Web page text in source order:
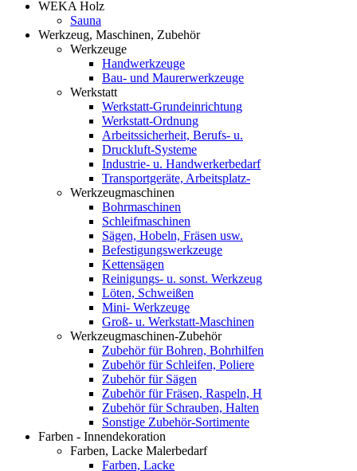
WEKA Holz
Sauna
Werkzeug, Maschinen, Zubehör
Werkzeuge
Handwerkzeuge
Bau- und Maurerwerkzeuge
Werkstatt
Werkstatt-Grundeinrichtung
Werkstatt-Ordnung
Arbeitssicherheit, Berufs- u.
Druckluft-Systeme
Industrie- u. Handwerkerbedarf
Transportgeräte, Arbeitsplatz-
Werkzeugmaschinen
Bohrmaschinen
Schleifmaschinen
Sägen, Hobeln, Fräsen usw.
Befestigungswerkzeuge
Kettensägen
Reinigungs- u. sonst. Werkzeug
Löten, Schweißen
Mini- Werkzeuge
Groß- u. Werkstatt-Maschinen
Werkzeugmaschinen-Zubehör
Zubehör für Bohren, Bohrhilfen
Zubehör für Schleifen, Poliere
Zubehör für Sägen
Zubehör für Fräsen, Raspeln, H
Zubehör für Schrauben, Halten
Sonstige Zubehör-Sortimente
Farben - Innendekoration
Farben, Lacke Malerbedarf
Farben, Lacke